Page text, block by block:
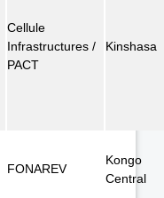
Cellule
Infrastructures /
PACT
Kinshasa
FONAREV
Kongo
Central